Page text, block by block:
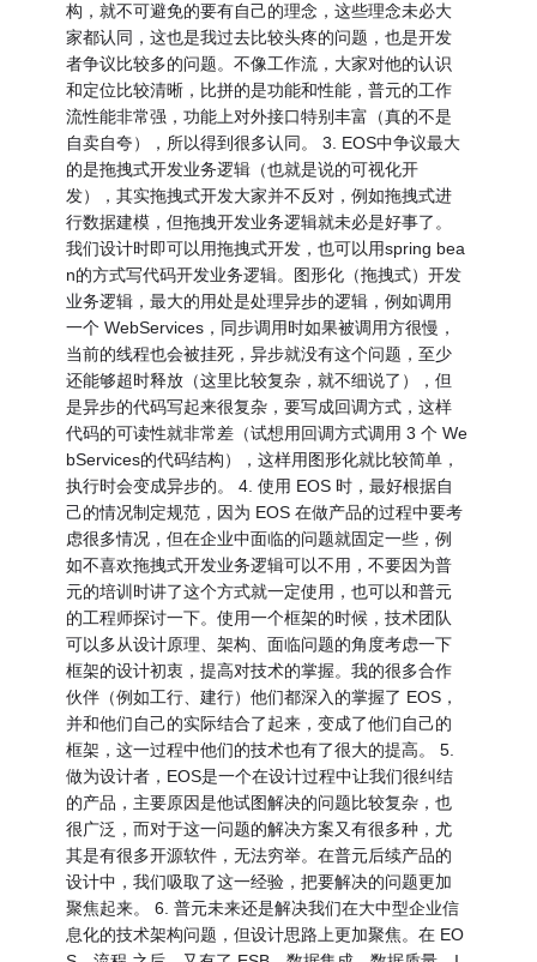
构，就不可避免的要有自己的理念，这些理念未必大
家都认同，这也是我过去比较头疼的问题，也是开发
者争议比较多的问题。不像工作流，大家对他的认识
和定位比较清晰，比拼的是功能和性能，普元的工作
流性能非常强，功能上对外接口特别丰富（真的不是
自卖自夸），所以得到很多认同。 3. EOS中争议最大
的是拖拽式开发业务逻辑（也就是说的可视化开
发），其实拖拽式开发大家并不反对，例如拖拽式进
行数据建模，但拖拽开发业务逻辑就未必是好事了。
我们设计时即可以用拖拽式开发，也可以用spring bea
n的方式写代码开发业务逻辑。图形化（拖拽式）开发
业务逻辑，最大的用处是处理异步的逻辑，例如调用
一个 WebServices，同步调用时如果被调用方很慢，
当前的线程也会被挂死，异步就没有这个问题，至少
还能够超时释放（这里比较复杂，就不细说了），但
是异步的代码写起来很复杂，要写成回调方式，这样
代码的可读性就非常差（试想用回调方式调用 3 个 We
bServices的代码结构），这样用图形化就比较简单，
执行时会变成异步的。 4. 使用 EOS 时，最好根据自
己的情况制定规范，因为 EOS 在做产品的过程中要考
虑很多情况，但在企业中面临的问题就固定一些，例
如不喜欢拖拽式开发业务逻辑可以不用，不要因为普
元的培训时讲了这个方式就一定使用，也可以和普元
的工程师探讨一下。使用一个框架的时候，技术团队
可以多从设计原理、架构、面临问题的角度考虑一下
框架的设计初衷，提高对技术的掌握。我的很多合作
伙伴（例如工行、建行）他们都深入的掌握了 EOS，
并和他们自己的实际结合了起来，变成了他们自己的
框架，这一过程中他们的技术也有了很大的提高。 5.
做为设计者，EOS是一个在设计过程中让我们很纠结
的产品，主要原因是他试图解决的问题比较复杂，也
很广泛，而对于这一问题的解决方案又有很多种，尤
其是有很多开源软件，无法穷举。在普元后续产品的
设计中，我们吸取了这一经验，把要解决的问题更加
聚焦起来。 6. 普元未来还是解决我们在大中型企业信
息化的技术架构问题，但设计思路上更加聚焦。在 EO